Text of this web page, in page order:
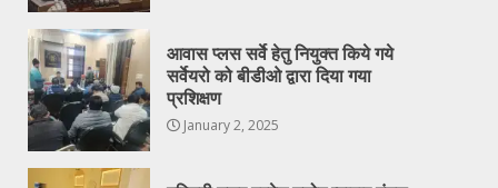
आवास प्लस सर्वे हेतु नियुक्त किये गये
सर्वेयरो को बीडीओ द्वारा दिया गया
प्रशिक्षण
January 2, 2025